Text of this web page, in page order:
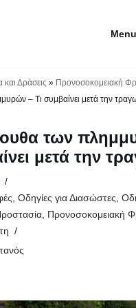
Menu
Δράσεις » Προνοσοκομειακή
– Τι συμβαίνει μετά την
των
μετά την
, Οδηγίες για Διασώστες,
, Προνοσοκομειακή